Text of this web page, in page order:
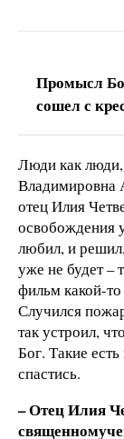
Промысл
сошел с
Люди как
Владимировна
отец Илия
освобождения
любил, и
уже не будет –
фильм какой-
Случился
так устроил,
Бог. Такие
спастись.
– Отец Илия